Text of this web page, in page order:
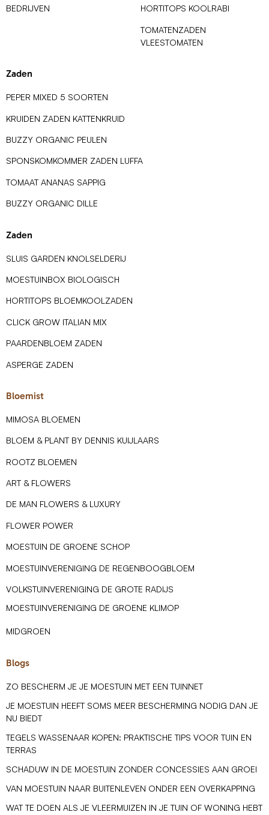
BEDRIJVEN HORTITOPS KOOLRABI
TOMATENZADEN
VLEESTOMATEN
Zaden
PEPER MIXED 5 SOORTEN
KRUIDEN ZADEN KATTENKRUID
BUZZY ORGANIC PEULEN
SPONSKOMKOMMER ZADEN LUFFA
TOMAAT ANANAS SAPPIG
BUZZY ORGANIC DILLE
Zaden
SLUIS GARDEN KNOLSELDERIJ
MOESTUINBOX BIOLOGISCH
HORTITOPS BLOEMKOOLZADEN
CLICK GROW ITALIAN MIX
PAARDENBLOEM ZADEN
ASPERGE ZADEN
Bloemist
MIMOSA BLOEMEN
BLOEM & PLANT BY DENNIS KUIJLAARS
ROOTZ BLOEMEN
ART & FLOWERS
DE MAN FLOWERS & LUXURY
FLOWER POWER
MOESTUIN DE GROENE SCHOP
MOESTUINVERENIGING DE REGENBOOGBLOEM
VOLKSTUINVERENIGING DE GROTE RADIJS
MOESTUINVERENIGING DE GROENE KLIMOP
MIDGROEN
Blogs
ZO BESCHERM JE JE MOESTUIN MET EEN TUINNET
JE MOESTUIN HEEFT SOMS MEER BESCHERMING NODIG DAN JE
NU BIEDT
TEGELS WASSENAAR KOPEN: PRAKTISCHE TIPS VOOR TUIN EN
TERRAS
SCHADUW IN DE MOESTUIN ZONDER CONCESSIES AAN GROEI
VAN MOESTUIN NAAR BUITENLEVEN ONDER EEN OVERKAPPING
WAT TE DOEN ALS JE VLEERMUIZEN IN JE TUIN OF WONING HEBT